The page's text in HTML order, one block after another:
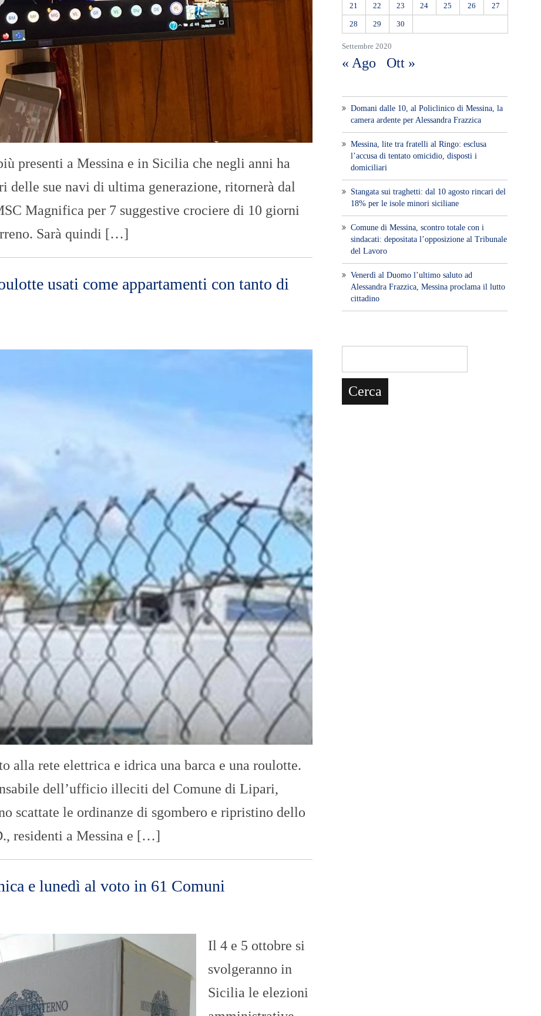
presenti a Messina e in Sicilia che negli anni ha
sue navi di ultima generazione, ritornerà dal
Magnifica per 7 suggestive crociere di 10 giorni
Sarà quindi […]
usati come appartamenti con tanto di
alla rete elettrica e idrica una barca e una roulotte.
dell’ufficio illeciti del Comune di Lipari,
scattate le ordinanze di sgombero e ripristino dello
residenti a Messina e […]
e lunedì al voto in 61 Comuni
Il 4 e 5 ottobre si
svolgeranno in
Sicilia le elezioni
Settembre 2020
21 22 23 24 25 26 27
28 29 30
« Ago Ott »
Domani dalle 10, al Policlinico di Messina, la
camera ardente per Alessandra Frazzica
Messina, lite tra fratelli al Ringo: esclusa
l’accusa di tentato omicidio, disposti i
domiciliari
Stangata sui traghetti: dal 10 agosto rincari del
18% per le isole minori siciliane
Comune di Messina, scontro totale con i
sindacati: depositata l’opposizione al Tribunale
del Lavoro
Venerdì al Duomo l’ultimo saluto ad
Alessandra Frazzica, Messina proclama il lutto
cittadino